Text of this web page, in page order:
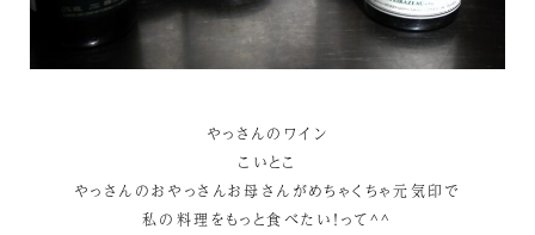
やっさんのワイン
こいとこ
やっさんのおやっさんお母さんがめちゃくちゃ元気印で
私の料理をもっと食べたい！って^^